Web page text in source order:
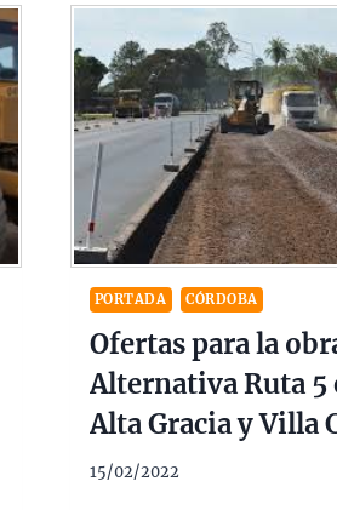
PORTADA CÓRDOBA
Ofertas para la
Alternativa Ruta 5
Alta Gracia y Villa
América $2900M
15/02/2022